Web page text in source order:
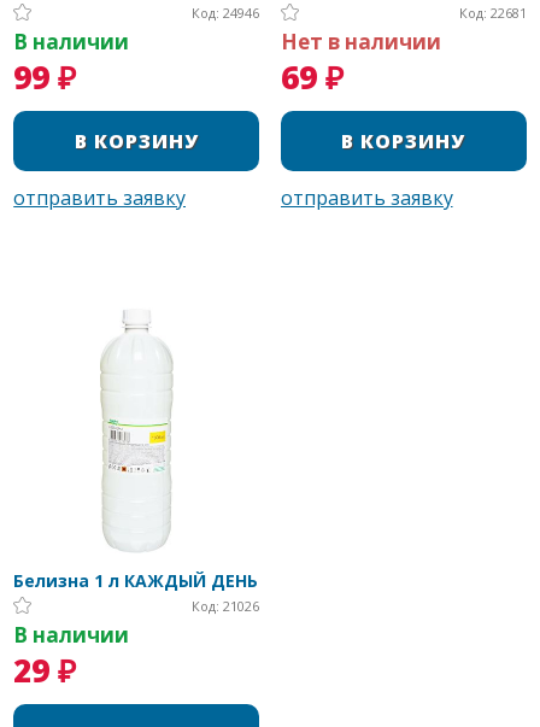
Код: 24946
В наличии
99 ₽
Код: 22681
Нет в наличии
69 ₽
Белизна 1 л КАЖДЫЙ ДЕНЬ
Код: 21026
В наличии
29 ₽